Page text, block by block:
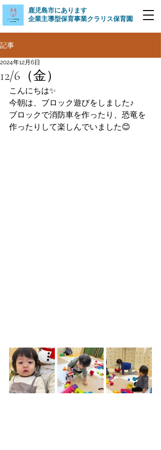
​鹿児島市にあります
企業主導型保育事業クラリス保育園
記事
12/6（金）
2024年12月6日
こんにちは✨
今朝は、ブロック遊びをしました♪
ブロックで消防車を作ったり、恐竜を
作ったりして楽しんでいました😊